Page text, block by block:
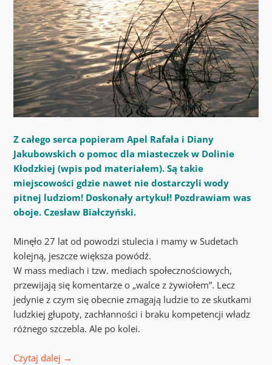
Z całego serca popieram Apel Rafała i Diany
Jakubowskich o pomoc dla miasteczek w Dolinie
Kłodzkiej (wpis pod materiałem). Są takie
miejscowości gdzie nawet nie dostarczyli wody
pitnej ludziom! Doskonały artykuł! Pozdrawiam was
oboje. Czesław Białczyński.
Minęło 27 lat od powodzi stulecia i mamy w Sudetach
kolejną, jeszcze większa powódź.
W mass mediach i tzw. mediach społecznościowych,
przewijają się komentarze o „walce z żywiołem”. Lecz
jedynie z czym się obecnie zmagają ludzie to ze skutkami
ludzkiej głupoty, zachłanności i braku kompetencji władz
różnego szczebla. Ale po kolei.
Czytaj dalej →